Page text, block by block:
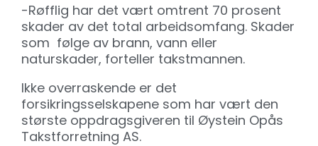
-Røfflig har det vært omtrent 70 prosent
skader av det total arbeidsomfang. Skader
som følge av brann, vann eller
naturskader, forteller takstmannen.
Ikke overraskende er det
forsikringsselskapene som har vært den
største oppdragsgiveren til Øystein Opås
Takstforretning AS.